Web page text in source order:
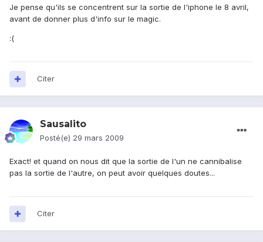
Je pense qu'ils se concentrent sur la sortie de l'iphone le 8 avril,
avant de donner plus d'info sur le magic.
:(
Citer
Sausalito
Posté(e) 29 mars 2009
Exact! et quand on nous dit que la sortie de l'un ne cannibalise
pas la sortie de l'autre, on peut avoir quelques doutes...
Citer